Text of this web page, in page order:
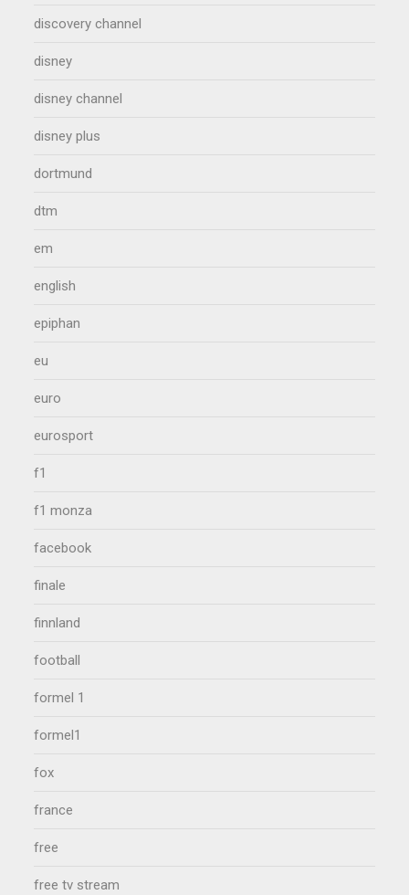
discovery channel
disney
disney channel
disney plus
dortmund
dtm
em
english
epiphan
eu
euro
eurosport
f1
f1 monza
facebook
finale
finnland
football
formel 1
formel1
fox
france
free
free tv stream